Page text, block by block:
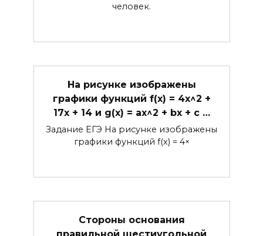
человек.
На рисунке изображены
графики функций f(x) = 4x^2 +
17x + 14 и g(x) = ax^2 + bx + c …
Задание ЕГЭ На рисунке изображены
графики функций f(x) = 4×
Стороны основания